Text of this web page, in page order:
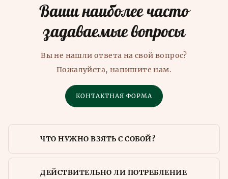
Ваши наиболее часто
задаваемые вопросы
Вы не нашли ответа на свой вопрос?
Пожалуйста, напишите нам.
КОНТАКТНАЯ ФОРМА
ЧТО НУЖНО ВЗЯТЬ С СОБОЙ?
ДЕЙСТВИТЕЛЬНО ЛИ ПОТРЕБЛЕНИЕ